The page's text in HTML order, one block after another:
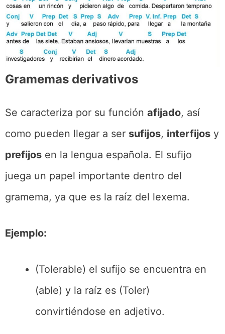
Gramemas derivativos
Se caracteriza por su función afijado, así
como pueden llegar a ser sufijos, interfijos y
prefijos en la lengua española. El sufijo
juega un papel importante dentro del
gramema, ya que es la raíz del lexema.
Ejemplo:
(Tolerable) el sufijo se encuentra en
(able) y la raíz es (Toler)
convirtiéndose en adjetivo.